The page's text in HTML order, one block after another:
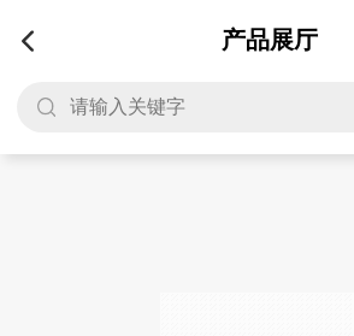
产品展厅